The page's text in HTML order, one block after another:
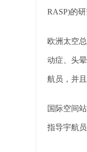
RASP)的
欧洲太空
动症、头
航员，并
国际空间
指导宇航